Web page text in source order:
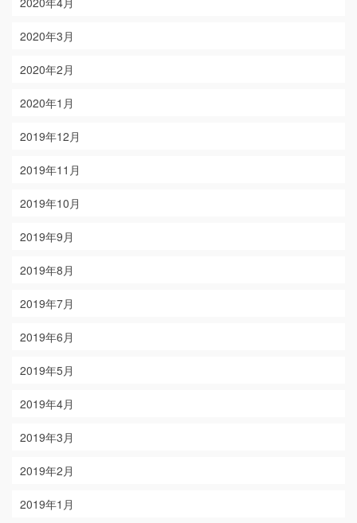
2020年3月
2020年2月
2020年1月
2019年12月
2019年11月
2019年10月
2019年9月
2019年8月
2019年7月
2019年6月
2019年5月
2019年4月
2019年3月
2019年2月
2019年1月